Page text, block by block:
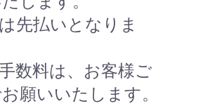
先払いとなりま
数料は、お客様ご
願いいたします。